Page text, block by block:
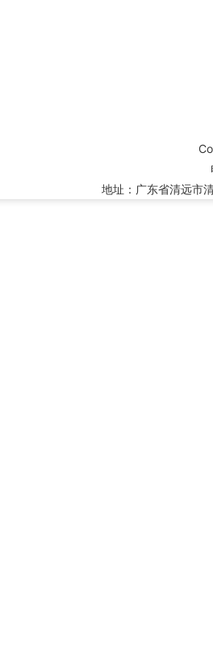
地址：广东省清远